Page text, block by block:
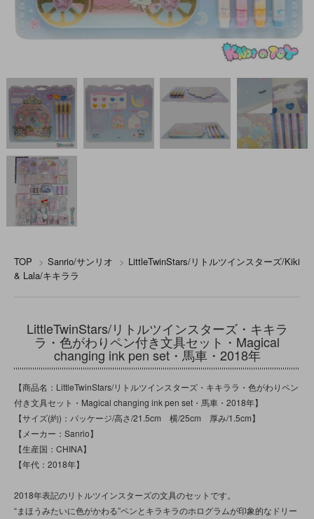
TOP > Sanrio/サンリオ > LittleTwinStars/リトルツインスターズ/Kiki
& Lala/キキララ
LittleTwinStars/リトルツインスターズ・キキラ
ラ・色がわりペン付き文具セット・Magical
changing ink pen set・馬車・2018年
【商品名：LittleTwinStars/リトルツインスターズ・キキララ・色がわりペン
付き文具セット・Magical changing ink pen set・馬車・2018年】
【サイズ(約)：パッケージ/高さ/21.5cm 横/25cm 厚み/1.5cm】
【メーカー：Sanrio】
【生産国：CHINA】
【年代：2018年】
2018年表記のリトルツインスターズの文具のセットです。
“まほうみたいに色がかわる”ペンとキラキラのホログラムが印象的なドリー